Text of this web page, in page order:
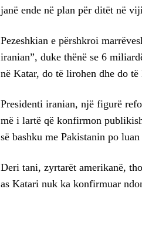
janë ende në plan për ditët në
Pezeshkian e përshkroi
iranian”, duke thënë se 6
në Katar, do të lirohen dhe do
Presidenti iranian, një figurë
më i lartë që konfirmon
së bashku me Pakistanin po
Deri tani, zyrtarët amerikanë,
as Katari nuk ka konfirmuar